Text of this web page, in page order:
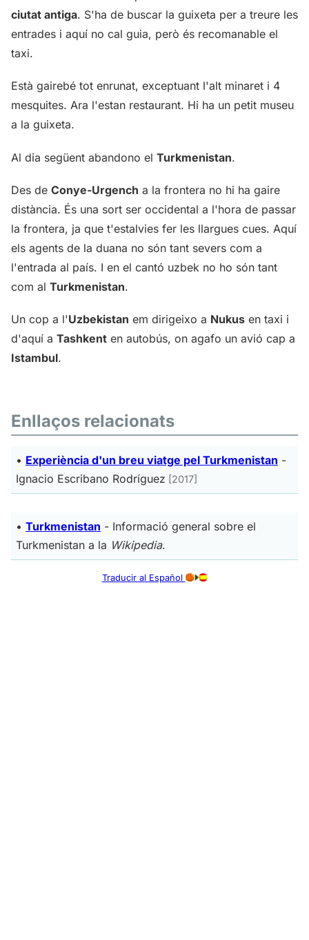
ciutat antiga. S'ha de buscar la guixeta per a treure les
entrades i aquí no cal guia, però és recomanable el
taxi.
Està gairebé tot enrunat, exceptuant l'alt minaret i 4
mesquites. Ara l'estan restaurant. Hi ha un petit museu
a la guixeta.
Al dia següent abandono el Turkmenistan.
Des de Conye-Urgench a la frontera no hi ha gaire
distància. És una sort ser occidental a l'hora de passar
la frontera, ja que t'estalvies fer les llargues cues. Aquí
els agents de la duana no són tant severs com a
l'entrada al país. I en el cantó uzbek no ho són tant
com al Turkmenistan.
Un cop a l'Uzbekistan em dirigeixo a Nukus en taxi i
d'aquí a Tashkent en autobús, on agafo un avió cap a
Istambul.
Enllaços relacionats
• Experiència d'un breu viatge pel Turkmenistan -
Ignacio Escribano Rodríguez [2017]
• Turkmenistan - Informació general sobre el
Turkmenistan a la Wikipedia.
Traducir al Español